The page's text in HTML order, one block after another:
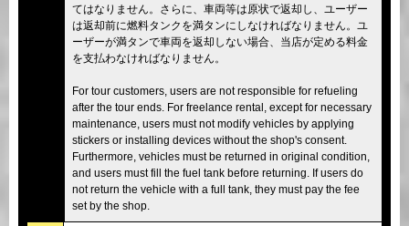
てはなりません。さらに、車両等は原状で返却し、ユーザー
は返却前に燃料タンクを満タンにしなければなりません。ユ
ーザーが満タンで車両を返却しない場合、当店が定める料金
を支払わなければなりません。
For tour customers, users are not responsible for refueling
after the tour ends. For freelance rental, except for necessary
maintenance, users must not modify vehicles by applying
stickers or installing devices without the shop's consent.
Furthermore, vehicles must be returned in original condition,
and users must fill the fuel tank before returning. If users do
not return the vehicle with a full tank, they must pay the fee
set by the shop.